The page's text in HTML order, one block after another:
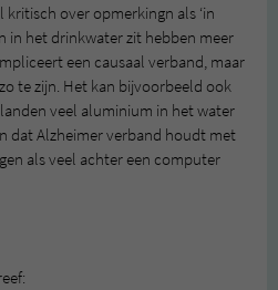
over opmerkingn als ‘in
in het drinkwater zit hebben meer
een causaal verband, maar
te zijn. Het kan bijvoorbeeld ook
veel aluminium in het water
dat Alzheimer verband houdt met
als veel achter een computer